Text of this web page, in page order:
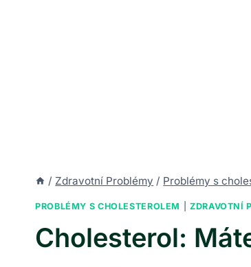
/ Zdravotní Problémy / Problémy s
PROBLÉMY S CHOLESTEROLEM |ZDRAVOTNÍ
Cholesterol: